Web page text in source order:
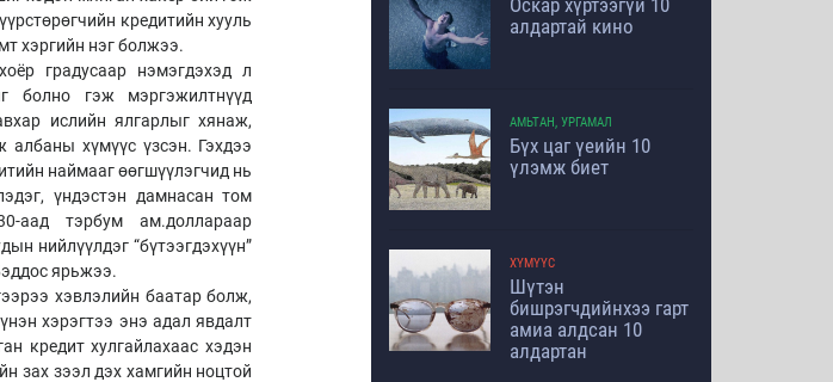
кредитийн хууль
хэргийн нэг болжээ.
градусаар нэмэгдэхэд л
болно гэж мэргэжилтнүүд
ислийн ялгарлыг хянаж,
албаны хүмүүс үзсэн. Гэхдээ
наймааг өөгшүүлэгчид нь
үндэстэн дамнасан том
аад тэрбум ам.доллараар
нийлүүлдэг “бүтээгдэхүүн”
ярьжээ.
хэвлэлийн баатар болж,
хэрэгтээ энэ адал явдалт
кредит хулгайлахаас хэдэн
зах зээл дэх хамгийн ноцтой
Оскар хүртээгүй 10
алдартай кино
АМЬТАН, УРГАМАЛ
Бүх цаг үеийн 10
үлэмж биет
ХҮМҮҮС
Шүтэн
бишрэгчдийнхээ гарт
амиа алдсан 10
алдартан